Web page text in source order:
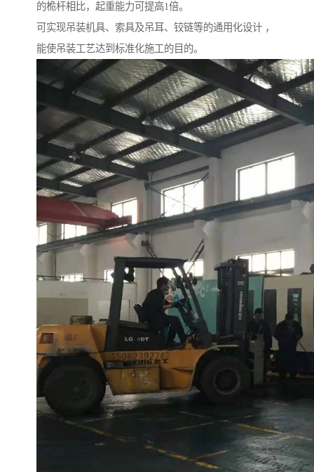
的桅杆相比，起重能力可提高1倍。
可实现吊装机具、索具及吊耳、铰链等的通用化设计 ，
能使吊装工艺达到标准化施工的目的。